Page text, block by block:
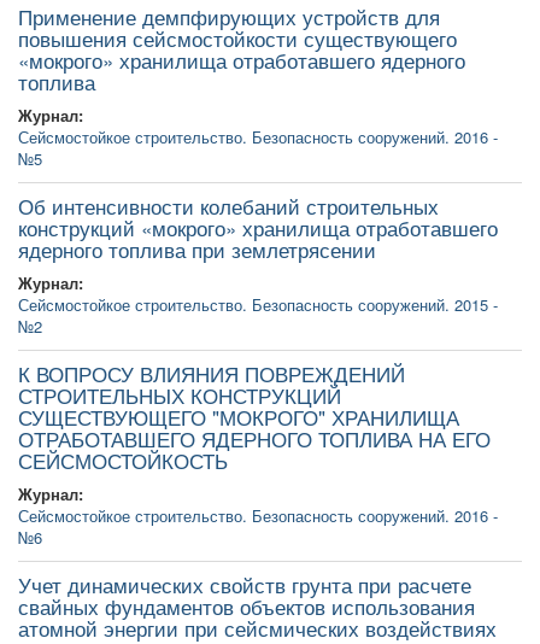
Применение демпфирующих устройств для
повышения сейсмостойкости существующего
«мокрого» хранилища отработавшего ядерного
топлива
Журнал:
Сейсмостойкое строительство. Безопасность сооружений. 2016 -
№5
Об интенсивности колебаний строительных
конструкций «мокрого» хранилища отработавшего
ядерного топлива при землетрясении
Журнал:
Сейсмостойкое строительство. Безопасность сооружений. 2015 -
№2
К ВОПРОСУ ВЛИЯНИЯ ПОВРЕЖДЕНИЙ
СТРОИТЕЛЬНЫХ КОНСТРУКЦИЙ
СУЩЕСТВУЮЩЕГО "МОКРОГО" ХРАНИЛИЩА
ОТРАБОТАВШЕГО ЯДЕРНОГО ТОПЛИВА НА ЕГО
СЕЙСМОСТОЙКОСТЬ
Журнал:
Сейсмостойкое строительство. Безопасность сооружений. 2016 -
№6
Учет динамических свойств грунта при расчете
свайных фундаментов объектов использования
атомной энергии при сейсмических воздействиях